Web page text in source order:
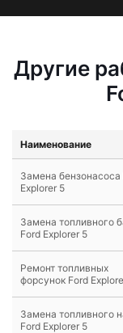
Другие
Наименование
Замена бензонасоса
Explorer 5
Замена топливного
Ford Explorer 5
Ремонт топливных
форсунок Ford
Замена топливного
Ford Explorer 5